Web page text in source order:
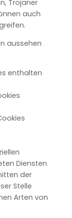
Trojaner
auch
aussehen
enthalten
Diensten
der
Stelle
Arten von